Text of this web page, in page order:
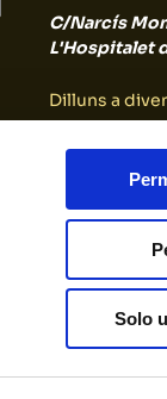
Solo
C/Narcís
L'Hospitalet
Dilluns a
8:00 a 14:30
Dissabte i
Tancat